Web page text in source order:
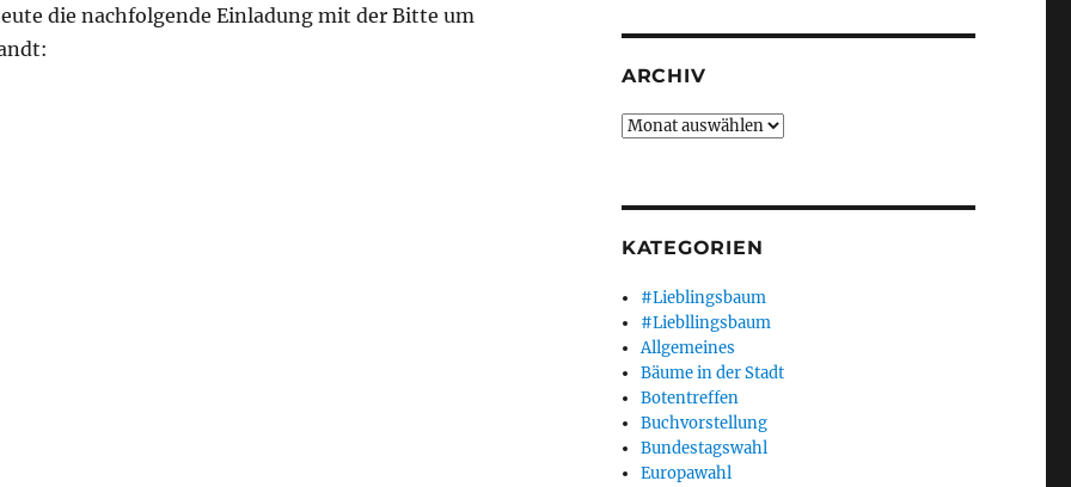
die nachfolgende Einladung mit der Bitte um
Gedenkveranstaltung zum Jahrestag des Beginns des Zweiten Weltkrieges“
ARCHIV
Archiv
KATEGORIEN
#Lieblingsbaum
#Liebllingsbaum
Allgemeines
Bäume in der Stadt
Botentreffen
Buchvorstellung
Bundestagswahl
Europawahl